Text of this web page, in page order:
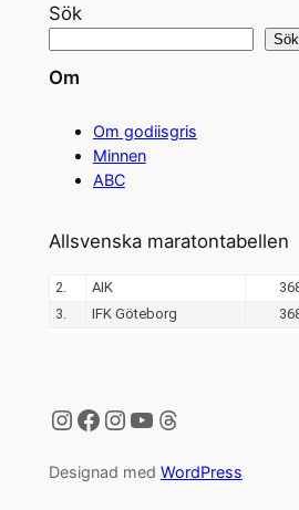
Sök
Sök
Om
Om godiisgris
Minnen
ABC
Allsvenska maratontabellen
Instagram
Facebook
Instagram
YouTube
Threads
Designad med WordPress